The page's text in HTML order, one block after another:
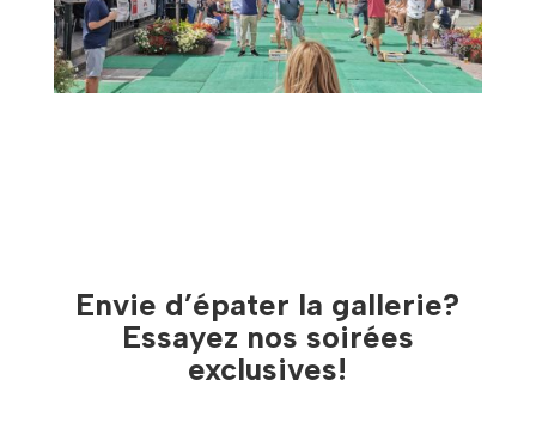
Envie d’épater la gallerie?
Essayez nos soirées
exclusives!